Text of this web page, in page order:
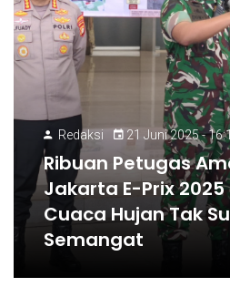
Redaksi 21 Juni 2025 -
Ribuan Petugas
Jakarta E-Prix 2025
Cuaca Hujan Tak
Semangat